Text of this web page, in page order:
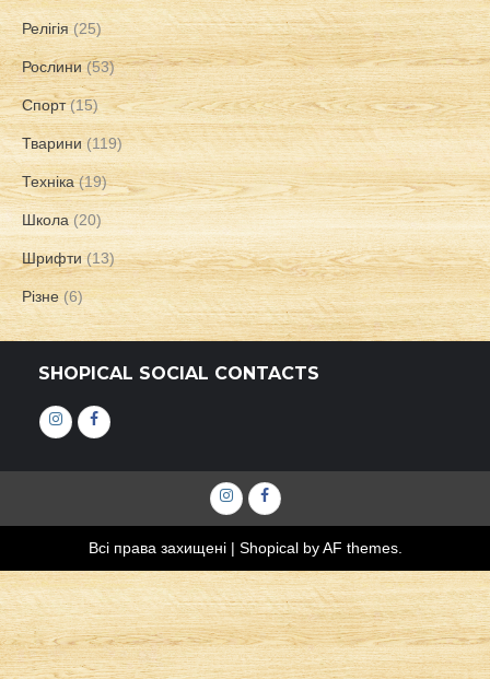
Релігія (25)
Рослини (53)
Спорт (15)
Тварини (119)
Техніка (19)
Школа (20)
Шрифти (13)
Різне (6)
SHOPICAL SOCIAL CONTACTS
ІнстаграмФейсбук
ІнстаграмФейсбук
Всі права захищені | Shopicalby AF themes.